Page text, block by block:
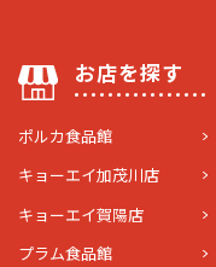
お店を探す
ポルカ食品館
キョーエイ加茂川店
キョーエイ賀陽店
プラム食品館